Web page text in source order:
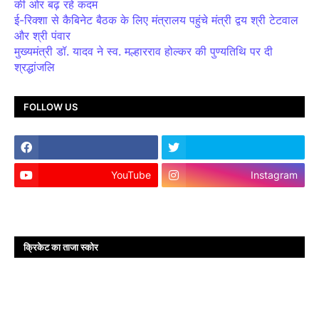
की ओर बढ़ रहे कदम
ई-रिक्शा से कैबिनेट बैठक के लिए मंत्रालय पहुंचे मंत्री द्वय श्री टेटवाल
और श्री पंवार
मुख्यमंत्री डॉ. यादव ने स्व. मल्हारराव होल्कर की पुण्यतिथि पर दी
श्रद्धांजलि
FOLLOW US
YouTube Instagram
क्रिकेट का ताजा स्कोर